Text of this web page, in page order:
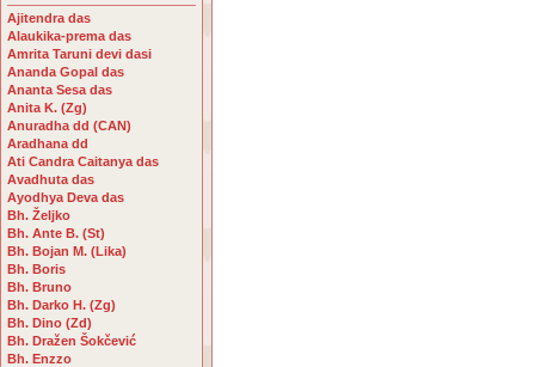
Ajitendra das
Alaukika-prema das
Amrita Taruni devi dasi
Ananda Gopal das
Ananta Sesa das
Anita K. (Zg)
Anuradha dd (CAN)
Aradhana dd
Ati Candra Caitanya das
Avadhuta das
Ayodhya Deva das
Bh. Željko
Bh. Ante B. (St)
Bh. Bojan M. (Lika)
Bh. Boris
Bh. Bruno
Bh. Darko H. (Zg)
Bh. Dino (Zd)
Bh. Dražen Šokčević
Bh. Enzzo